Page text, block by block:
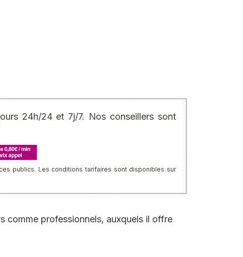
24h/24 et 7j/7. Nos conseillers sont
publics. Les conditions tarifaires sont disponibles sur
comme professionnels, auxquels il offre